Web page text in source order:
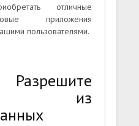
отличные
приложения
пользователями.
из